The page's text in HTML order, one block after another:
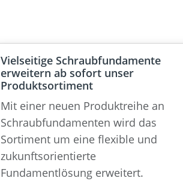
Vielseitige Schraubfundamente
erweitern ab sofort unser
Produktsortiment
Mit einer neuen Produktreihe an
Schraubfundamenten wird das
Sortiment um eine flexible und
zukunftsorientierte
Fundamentlösung erweitert.